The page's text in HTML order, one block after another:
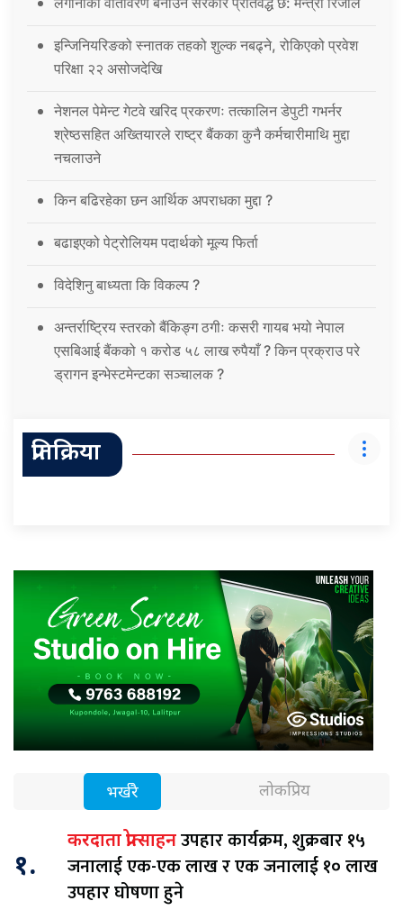
इन्जिनियरिङको स्नातक तहको शुल्क नबढ्ने, रोकिएको प्रवेश
परिक्षा २२ असोजदेखि
नेशनल पेमेन्ट गेटवे खरिद प्रकरणः तत्कालिन डेपुटी गभर्नर
श्रेष्ठसहित अख्तियारले राष्ट्र बैंकका कुनै कर्मचारीमाथि मुद्दा
नचलाउने
किन बढिरहेका छन आर्थिक अपराधका मुद्दा ?
बढाइएको पेट्रोलियम पदार्थको मूल्य फिर्ता
विदेशिनु बाध्यता कि विकल्प ?
अन्तर्राष्ट्रिय स्तरको बैंकिङ्ग ठगीः कसरी गायब भयो नेपाल
एसबिआई बैंकको १ करोड ५८ लाख रुपैयाँ ? किन प्रक्राउ परे
ड्रागन इन्भेस्टमेन्टका सञ्चालक ?
प्रतिक्रिया
भर्खरै लोकप्रिय
१.
करदाता प्रोत्साहनउपहार कार्यक्रम, शुक्रबार १५
जनालाई एक-एक लाख र एक जनालाई १० लाख
उपहार घोषणा हुने